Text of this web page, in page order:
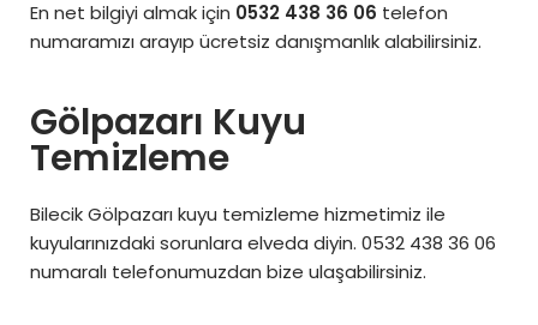
En net bilgiyi almak için 0532 438 36 06 telefon
numaramızı arayıp ücretsiz danışmanlık alabilirsiniz.
Gölpazarı Kuyu
Temizleme
Bilecik Gölpazarı kuyu temizleme hizmetimiz ile
kuyularınızdaki sorunlara elveda diyin. 0532 438 36 06
numaralı telefonumuzdan bize ulaşabilirsiniz.